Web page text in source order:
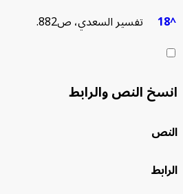
تفسير السعدي، ص882.
النص والرابط